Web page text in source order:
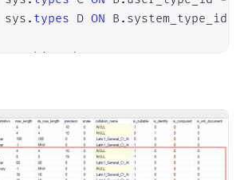
sys . types D ON B . system_type_id
= 0
B.max_length < 1 AND